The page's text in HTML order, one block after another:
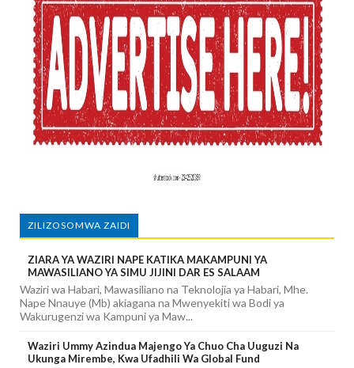
ZILIZOSOMWA ZAIDI
ZIARA YA WAZIRI NAPE KATIKA MAKAMPUNI YA
MAWASILIANO YA SIMU JIJINI DAR ES SALAAM
Waziri wa Habari, Mawasiliano na Teknolojia ya Habari, Mhe.
Nape Nnauye (Mb) akiagana na Mwenyekiti wa Bodi ya
Wakurugenzi wa Kampuni ya Maw...
Waziri Ummy Azindua Majengo Ya Chuo Cha Uuguzi Na
Ukunga Mirembe, Kwa Ufadhili Wa Global Fund